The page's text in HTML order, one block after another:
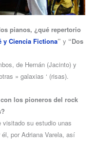
pianos, ¿qué repertorio
y Ciencia Fictiona” y “Dos
de Hernán (Jacinto) y
» galaxias ‘ (risas).
los pioneros del rock
su estudio unas
por Adriana Varela, así